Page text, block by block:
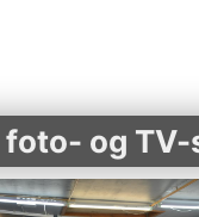
foto- og